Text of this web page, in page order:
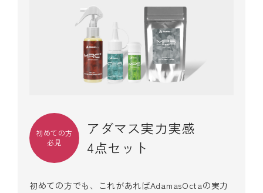
初めての方
必見
アダマス実力実感
4点セット
初めての方でも、これがあればAdamasOctaの実力